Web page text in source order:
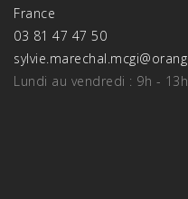
France
03 81 47 47 50
Lundi au vendredi : 9h -